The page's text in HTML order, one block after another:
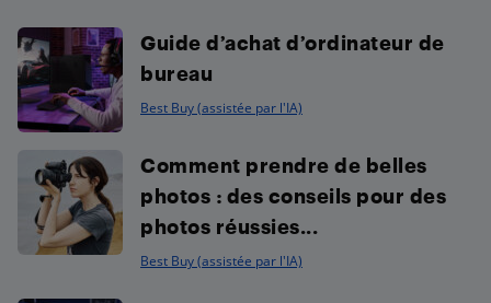
Guide d’achat d’ordinateur de
bureau
Best Buy (assistée par l'IA)
Comment prendre de belles
photos : des conseils pour des
photos réussies...
Best Buy (assistée par l'IA)